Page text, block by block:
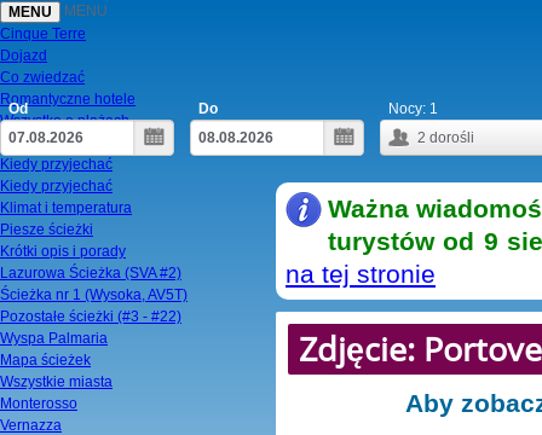
MENU
MENU
Cinque Terre
Dojazd
Co zwiedzać
Romantyczne hotele
Wszystko o plażach
Zwiedzanie w jeden dzień
Kiedy przyjechać
Kiedy przyjechać
Klimat i temperatura
Piesze ścieżki
Krótki opis i porady
Lazurowa Ścieżka (SVA #2)
Ścieżka nr 1 (Wysoka, AV5T)
Pozostałe ścieżki (#3 - #22)
Wyspa Palmaria
Mapa ścieżek
Wszystkie miasta
Monterosso
Vernazza
Od
Do
2 dorośli
Nocy: 1
Ważna
turystów od 9
na tej stronie
Zdjęcie:
Aby